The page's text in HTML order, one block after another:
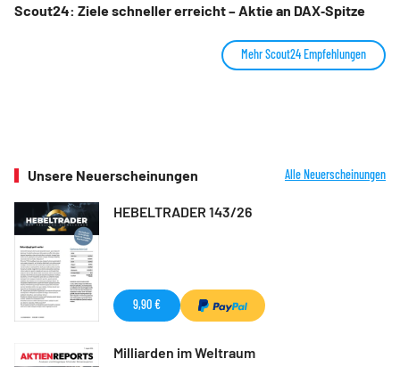
Scout24: Ziele schneller erreicht – Aktie an DAX‑Spitze
Mehr Scout24 Empfehlungen
Unsere Neuerscheinungen Alle Neuerscheinungen
HEBELTRADER 143/26
9,90 €
Milliarden im Weltraum